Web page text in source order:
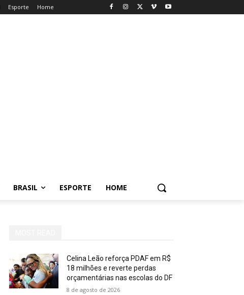
Esporte Home
BRASIL ESPORTE HOME
Celina Leão reforça PDAF em R$
18 milhões e reverte perdas
orçamentárias nas escolas do DF
8 de agosto de 2026